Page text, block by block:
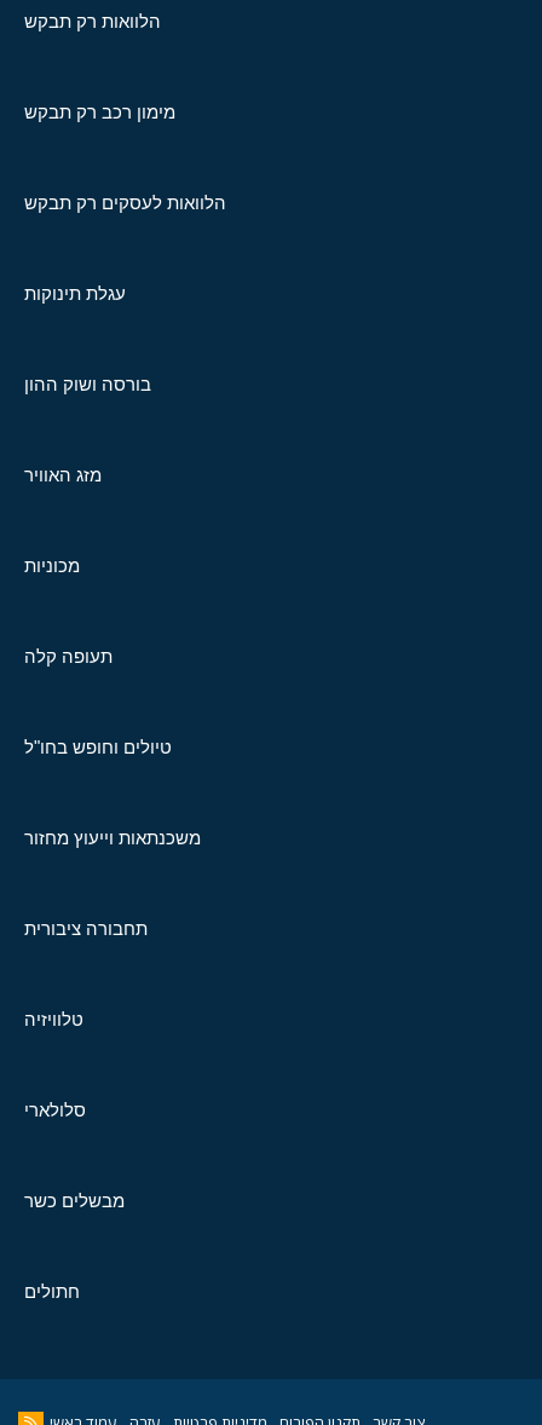
הלוואות רק תבקש
מימון רכב רק תבקש
הלוואות לעסקים רק תבקש
עגלת תינוקות
בורסה ושוק ההון
מזג האוויר
מכוניות
תעופה קלה
טיולים וחופש בחו"ל
משכנתאות וייעוץ מחזור
תחבורה ציבורית
טלוויזיה
סלולארי
מבשלים כשר
חתולים